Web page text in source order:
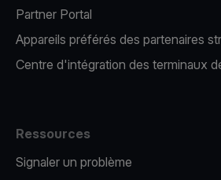
Partner Portal
Appareils préférés des partenaires
Centre d'intégration des terminaux
Ressources
Signaler un problème